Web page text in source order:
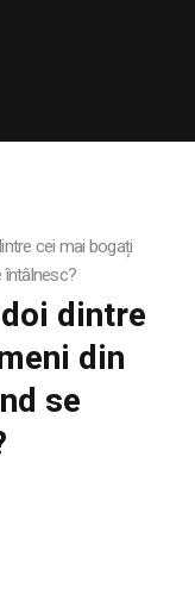
cei mai bogați
dintre
din
se